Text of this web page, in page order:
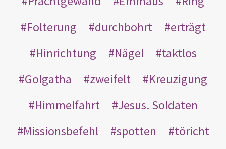
Folterung
durchbohrt
erträgt
Hinrichtung
Nägel
taktlos
Golgatha
zweifelt
Kreuzigung
Himmelfahrt
Jesus. Soldaten
Missionsbefehl
spotten
töricht